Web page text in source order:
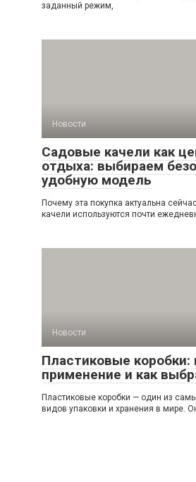
заданный режим,
Новости
Садовые качели как
отдыха: выбираем
удобную модель
Почему эта покупка актуальна
качели используются почти
Новости
Пластиковые коробки:
применение и как
Пластиковые коробки — один из
видов упаковки и хранения в мире.